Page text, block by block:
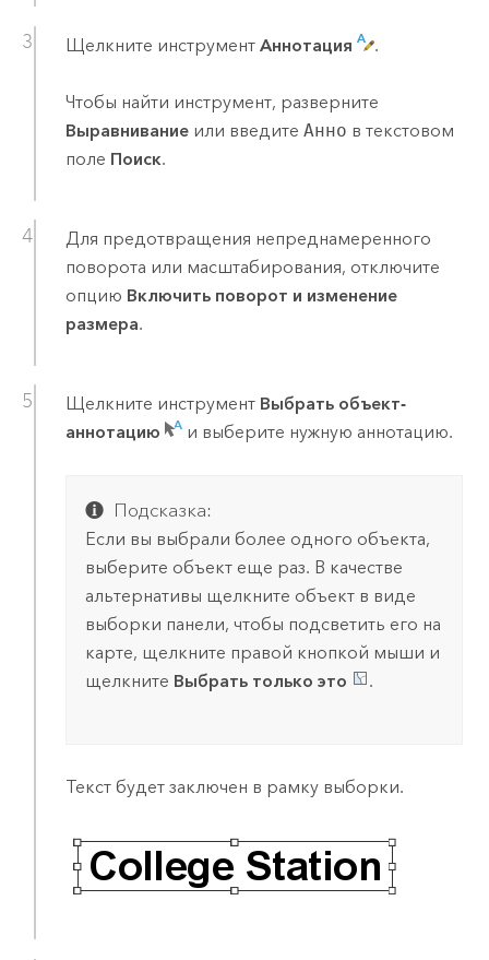
Щелкните инструмент Аннотация .
Чтобы найти инструмент, разверните
Выравниваниеили введите Анно в текстовом
поле Поиск.
Для предотвращения непреднамеренного
поворота или масштабирования, отключите
опцию Включить поворот и изменение
размера.
Щелкните инструмент Выбрать объект-
аннотацию
и выберите нужную аннотацию.
Подсказка:
Если вы выбрали более одного объекта,
выберите объект еще раз. В качестве
альтернативы щелкните объект в виде
выборки панели, чтобы подсветить его на
карте, щелкните правой кнопкой мыши и
щелкните Выбрать только это .
Текст будет заключен в рамку выборки.